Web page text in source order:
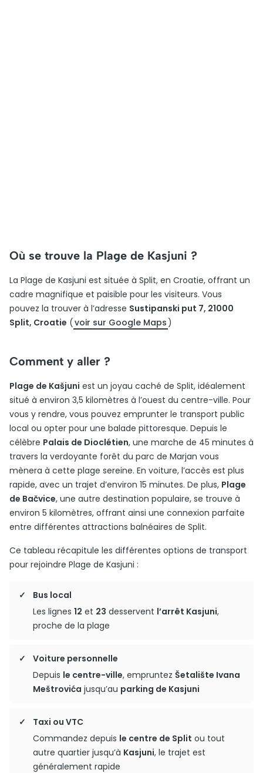
Où se trouve la Plage de Kasjuni ?
La Plage de Kasjuni est située à Split, en Croatie, offrant un
cadre magnifique et paisible pour les visiteurs. Vous
pouvez la trouver à l’adresse Sustipanski put 7, 21000
Split, Croatie (voir sur Google Maps )
Comment y aller ?
Plage de Kašjuni est un joyau caché de Split, idéalement
situé à environ 3,5 kilomètres à l’ouest du centre-ville. Pour
vous y rendre, vous pouvez emprunter le transport public
local ou opter pour une balade pittoresque. Depuis le
célèbre Palais de Dioclétien, une marche de 45 minutes à
travers la verdoyante forêt du parc de Marjan vous
mènera à cette plage sereine. En voiture, l’accès est plus
rapide, avec un trajet d’environ 15 minutes. De plus, Plage
de Bačvice, une autre destination populaire, se trouve à
environ 5 kilomètres, offrant ainsi une connexion parfaite
entre différentes attractions balnéaires de Split.
Ce tableau récapitule les différentes options de transport
pour rejoindre Plage de Kasjuni :
Bus local
Les lignes 12 et 23 desservent l’arrêt Kasjuni,
proche de la plage
Voiture personnelle
Depuis le centre-ville, empruntez Šetalište Ivana
Meštrovića jusqu’au parking de Kasjuni
Taxi ou VTC
Commandez depuis le centre de Split ou tout
autre quartier jusqu’à Kasjuni, le trajet est
généralement rapide